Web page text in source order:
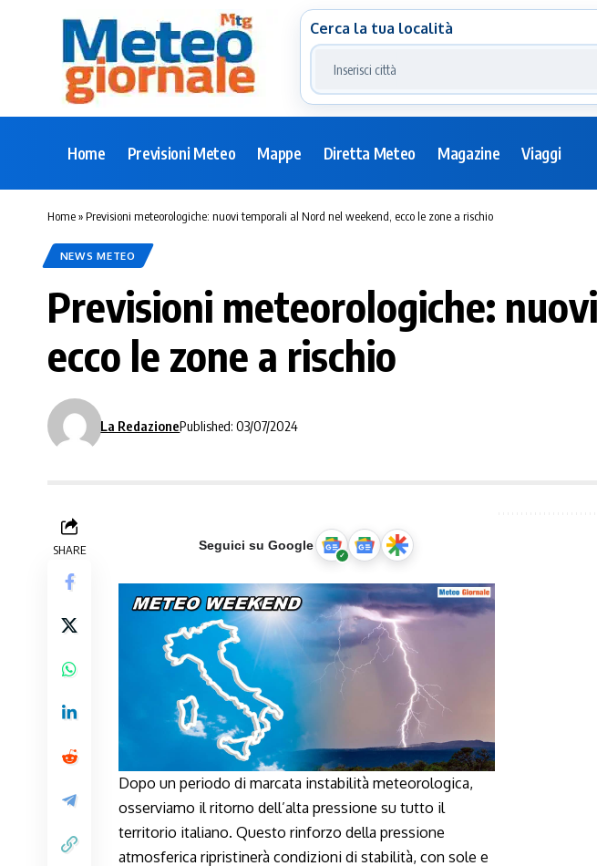
Cerca la tua località
Home Previsioni Meteo Mappe Diretta Meteo Magazine Viaggi
Home»Previsioni meteorologiche: nuovi temporali al Nord nel weekend, ecco le zone a rischio
NEWS METEO
Previsioni meteorologiche:
ecco le zone a rischio
La RedazionePublished: 03/07/2024
SHARE Seguici su Google
Dopo un periodo di marcata instabilità meteorologica,
osserviamo il ritorno dell’alta pressione su tutto il
territorio italiano. Questo rinforzo della pressione
atmosferica ripristinerà condizioni di stabilità, con sole e